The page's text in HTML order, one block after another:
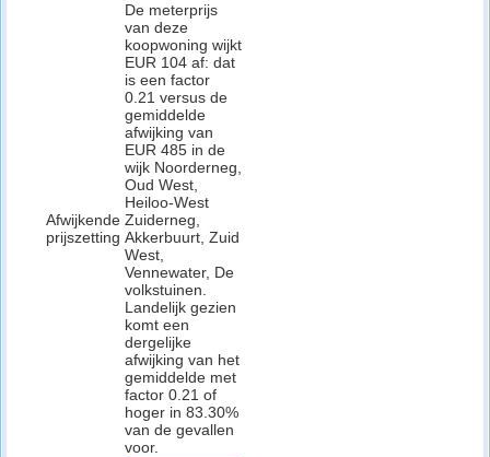
Afwijkende
prijszetting
De meterprijs
van deze
koopwoning wijkt
EUR 104 af: dat
is een factor
0.21 versus de
gemiddelde
afwijking van
EUR 485 in de
wijk Noorderneg,
Oud West,
Heiloo-West
Zuiderneg,
Akkerbuurt, Zuid
West,
Vennewater, De
volkstuinen.
Landelijk gezien
komt een
dergelijke
afwijking van het
gemiddelde met
factor 0.21 of
hoger in 83.30%
van de gevallen
voor.